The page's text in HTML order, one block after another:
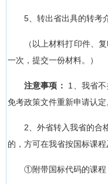
5、转出省出具的转考
（以上材料打印件、
一次，提交一份材料。）
注意事项：
1、我省
免考政策文件重新申请认定
2、外省转入我省的合
的，方可在我省按国标课
①附带国标代码的课程